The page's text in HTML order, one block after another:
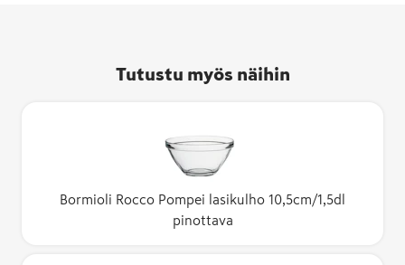
Tutustu myös näihin
Bormioli Rocco Pompei lasikulho 10,5cm/1,5dl
pinottava